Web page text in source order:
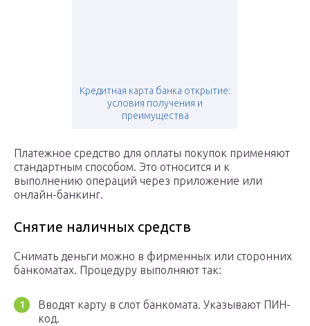
Кредитная карта банка открытие:
условия получения и
преимущества
Платежное средство для оплаты покупок применяют
стандартным способом. Это относится и к
выполнению операций через приложение или
онлайн-банкинг.
Снятие наличных средств
Снимать деньги можно в фирменных или сторонних
банкоматах. Процедуру выполняют так:
Вводят карту в слот банкомата. Указывают ПИН-
код.